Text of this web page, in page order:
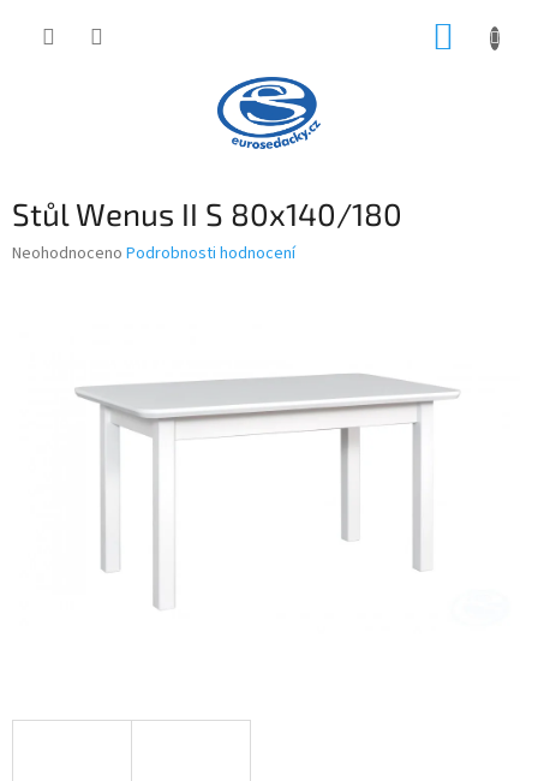
Stůl Wenus II S 80x140/180
Průměrné
Neohodnoceno Podrobnosti hodnocení